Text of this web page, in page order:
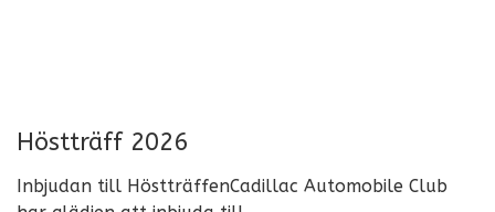
Höstträff 2026
Inbjudan till HöstträffenCadillac Automobile Club